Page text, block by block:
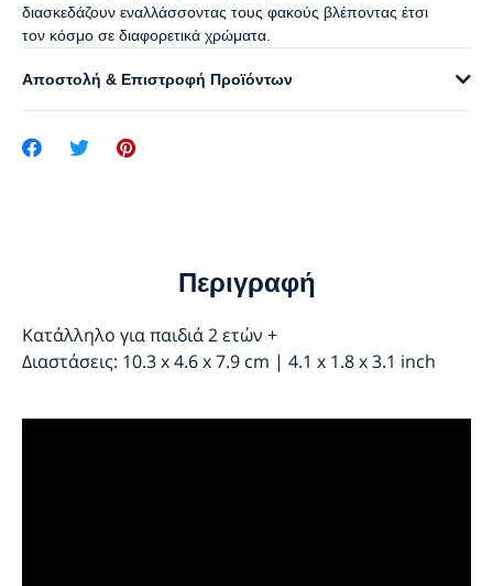
διασκεδάζουν εναλλάσσοντας τους φακούς βλέποντας έτσι
τον κόσμο σε διαφορετικά χρώματα.
Αποστολή & Επιστροφή Προϊόντων
Περιγραφή
Κατάλληλο για παιδιά 2 ετών +
Διαστάσεις: 10.3 x 4.6 x 7.9 cm | 4.1 x 1.8 x 3.1 inch